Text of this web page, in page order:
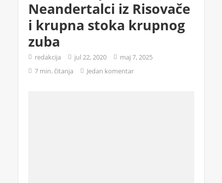
Neandertalci iz Risovače
i krupna stoka krupnog
zuba
redakcija jul 22, 2020
maj 7, 2025
7 min. čitanja
Jedan komentar